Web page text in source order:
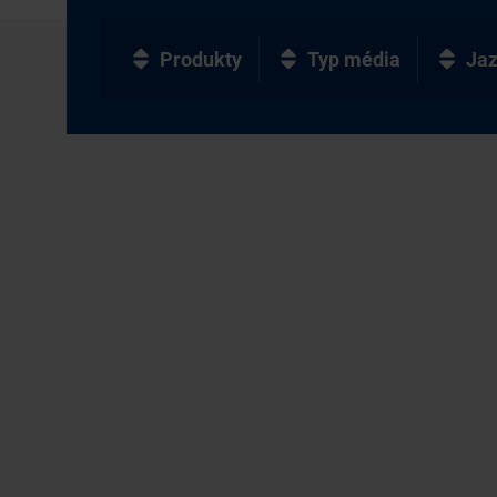
Produkty Typ média